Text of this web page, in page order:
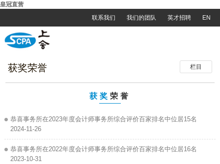
皇冠直营
联系我们
我们的团队 英才招聘 EN
栏目
获奖荣誉
获奖 荣誉
恭喜事务所在2023年度会计师事务所综合评价百家排名中位居15名
2024-11-26
恭喜事务所在2022年度会计师事务所综合评价百家排名中位居16名
2023-10-31